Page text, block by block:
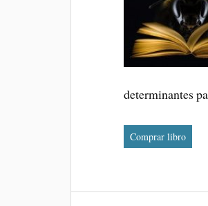
determinantes
Comprar libro